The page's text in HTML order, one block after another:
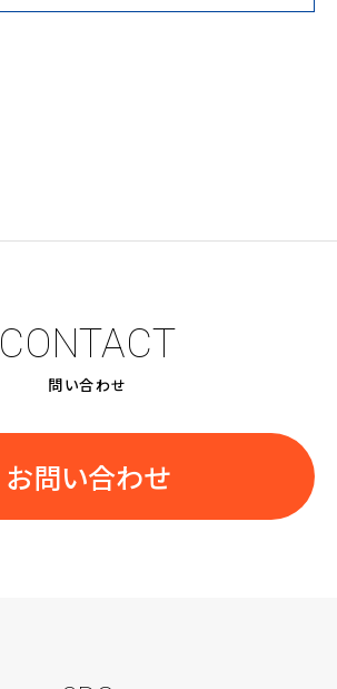
CONTACT
問い合わせ
お問い合わせ